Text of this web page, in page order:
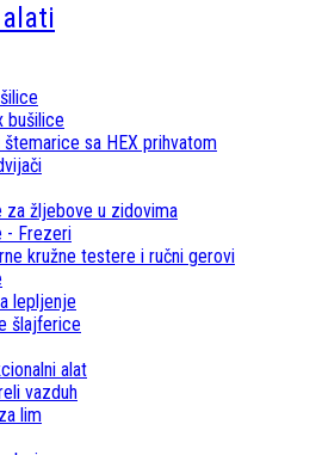
bušilice
štemarice sa HEX prihvatom
za žljebove u zidovima
- Frezeri
kružne testere i ručni gerovi
lepljenje
šlajferice
alat
vazduh
lim